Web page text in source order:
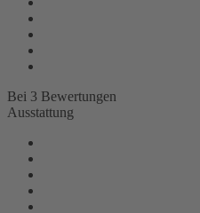
Bei 3 Bewertungen
Ausstattung